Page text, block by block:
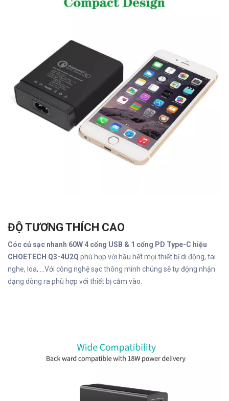
ĐỘ TƯƠNG THÍCH CAO
Cóc củ sạc nhanh 60W 4 cổng USB & 1 cổng PD Type-C hiệu
CHOETECH Q3-4U2Q phù hợp với hầu hết mọi thiết bị di động, tai
nghe, loa, ...Với công nghệ sạc thông minh chúng sẽ tự động nhận
dạng dòng ra phù hợp với thiết bị cắm vào.